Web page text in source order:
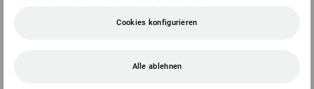
Cookies konfigurieren
Alle ablehnen